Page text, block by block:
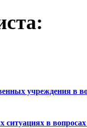
учреждения в
в вопросах